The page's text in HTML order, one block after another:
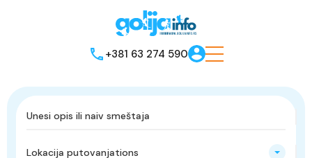
+381 63 274 590
Lokacija putovanjations